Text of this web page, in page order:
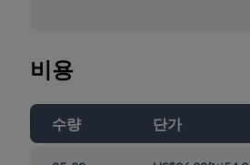
비용
수량 단가